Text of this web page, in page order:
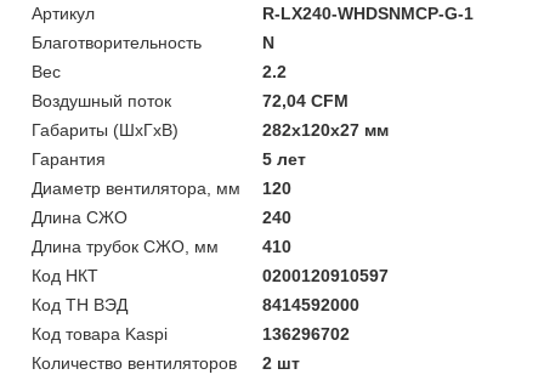
Артикул
R-LX240-WHDSNMCP-G-1
Благотворительность
N
Вес
2.2
Воздушный поток
72,04 CFM
Габариты (ШхГхВ)
282x120x27 мм
Гарантия
5 лет
Диаметр вентилятора, мм
120
Длина СЖО
240
Длина трубок СЖО, мм
410
Код НКТ
0200120910597
Код ТН ВЭД
8414592000
Код товара Kaspi
136296702
Количество вентиляторов
2 шт